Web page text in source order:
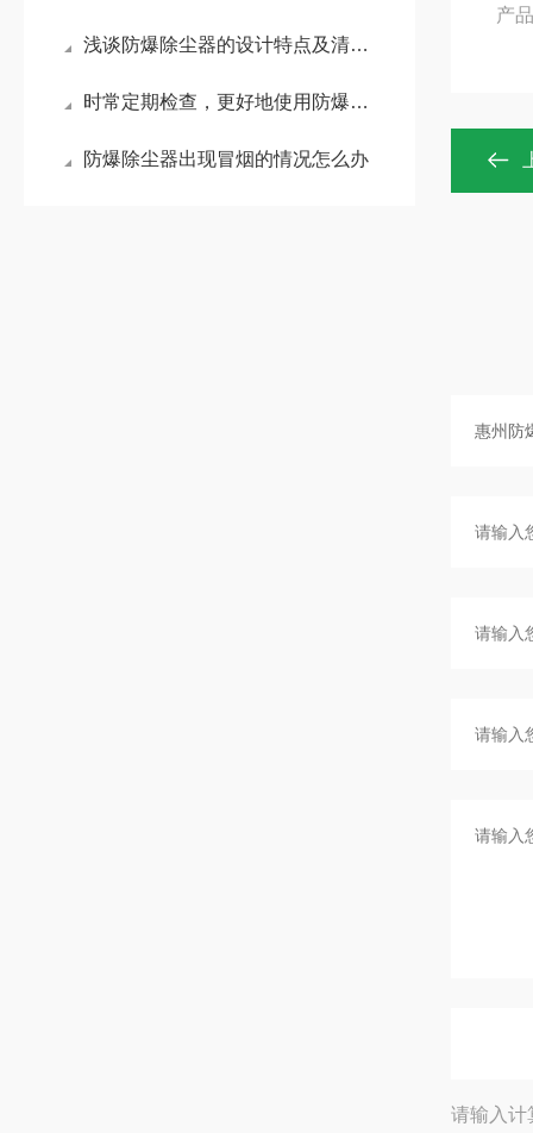
浅谈防爆除尘器的设计特点及清灰方式
时常定期检查，更好地使用防爆除尘器
防爆除尘器出现冒烟的情况怎么办
产
请输入计